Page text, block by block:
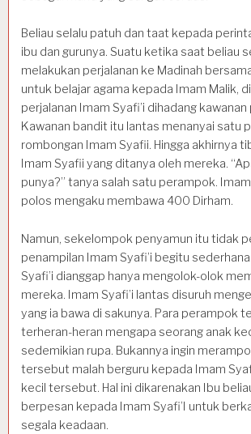
Beliau selalu patuh dan taat kepada
ibu dan gurunya. Suatu ketika saat beliau
melakukan perjalanan ke Madinah
untuk belajar agama kepada Imam Malik,
perjalanan Imam Syafi’i dihadang
Kawanan bandit itu lantas menanyai satu
rombongan Imam Syafii. Hingga akhirnya
Imam Syafii yang ditanya oleh mereka.
punya?” tanya salah satu perampok.
polos mengaku membawa 400 Dirham.
Namun, sekelompok penyamun itu tidak
penampilan Imam Syafi’i begitu
Syafi’i dianggap hanya mengolok-olok
mereka. Imam Syafi’i lantas disuruh
yang ia bawa di sakunya. Para perampok
terheran-heran mengapa seorang anak
sedemikian rupa. Bukannya ingin
tersebut malah berguru kepada Imam
kecil tersebut. Hal ini dikarenakan Ibu
berpesan kepada Imam Syafi’I untuk
segala keadaan.